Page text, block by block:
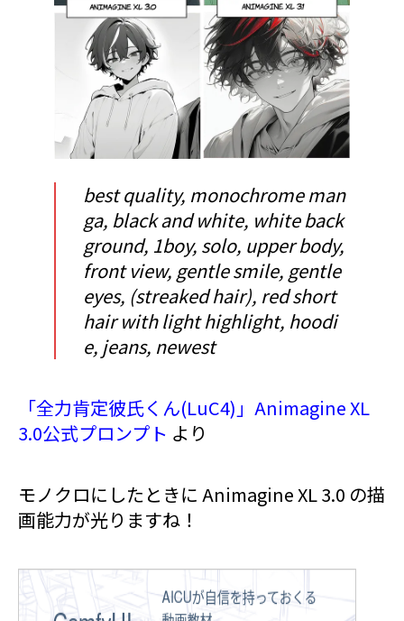
best quality, monochrome man
ga, black and white, white back
ground, 1boy, solo, upper body,
front view, gentle smile, gentle
eyes, (streaked hair), red short
hair with light highlight, hoodi
e, jeans, newest
「全力肯定彼氏くん(LuC4)」Animagine XL
3.0公式プロンプト より
モノクロにしたときに Animagine XL 3.0 の描
画能力が光りますね！